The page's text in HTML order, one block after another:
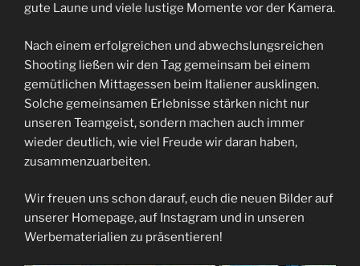
gute Laune und viele lustige Momente vor der Kamera.
Nach einem erfolgreichen und abwechslungsreichen
Shooting ließen wir den Tag gemeinsam bei einem
gemütlichen Mittagessen beim Italiener ausklingen.
Solche gemeinsamen Erlebnisse stärken nicht nur
unseren Teamgeist, sondern machen auch immer
wieder deutlich, wie viel Freude wir daran haben,
zusammenzuarbeiten.
Wir freuen uns schon darauf, euch die neuen Bilder auf
unserer Homepage, auf Instagram und in unseren
Werbematerialien zu präsentieren!